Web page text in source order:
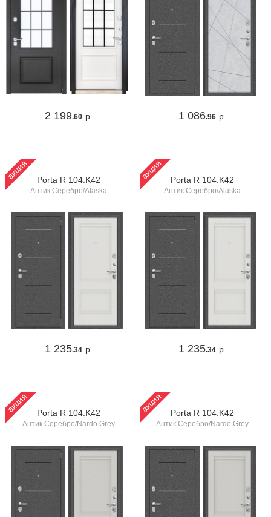
2 199.60 р. 1 086.96 р.
акция Porta R 104.K42
Антик Серебро/Alaska
1 235.34 р.
акция Porta R 104.K42
Антик Серебро/Alaska
1 235.34 р.
акция Porta R 104.K42
Антик Серебро/Nardo Grey
акция Porta R 104.K42
Антик Серебро/Nardo Grey